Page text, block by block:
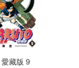
愛藏版 9